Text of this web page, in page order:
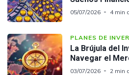
05/07/2026 4 min
PLANES DE
La Brújula del
Navegar el
03/07/2026 2 min